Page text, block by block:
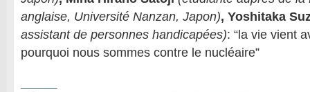
anglaise, Université Nanzan, Japon), Yoshitaka
assistant de personnes handicapées): “la vie vient
pourquoi nous sommes contre le nucléaire”